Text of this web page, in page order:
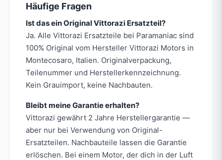
Häufige Fragen
Ist das ein Original Vittorazi Ersatzteil?
Ja. Alle Vittorazi Ersatzteile bei Paramaniac sind
100% Original vom Hersteller Vittorazi Motors in
Montecosaro, Italien. Originalverpackung,
Teilenummer und Herstellerkennzeichnung.
Kein Grauimport, keine Nachbauten.
Bleibt meine Garantie erhalten?
Vittorazi gewährt 2 Jahre Herstellergarantie —
aber nur bei Verwendung von Original-
Ersatzteilen. Nachbauteile lassen die Garantie
erlöschen. Bei einem Motor, der dich in der Luft